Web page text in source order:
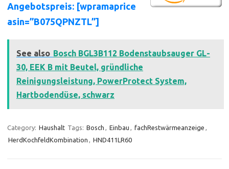
Angebotspreis: [wpramaprice
asin=”B075QPNZTL”]
See also Bosch BGL3B112 Bodenstaubsauger GL-
30, EEK B mit Beutel, gründliche
Reinigungsleistung, PowerProtect System,
Hartbodendüse, schwarz
Category: Haushalt Tags: Bosch , Einbau , fachRestwärmeanzeige ,
HerdKochfeldKombination , HND411LR60